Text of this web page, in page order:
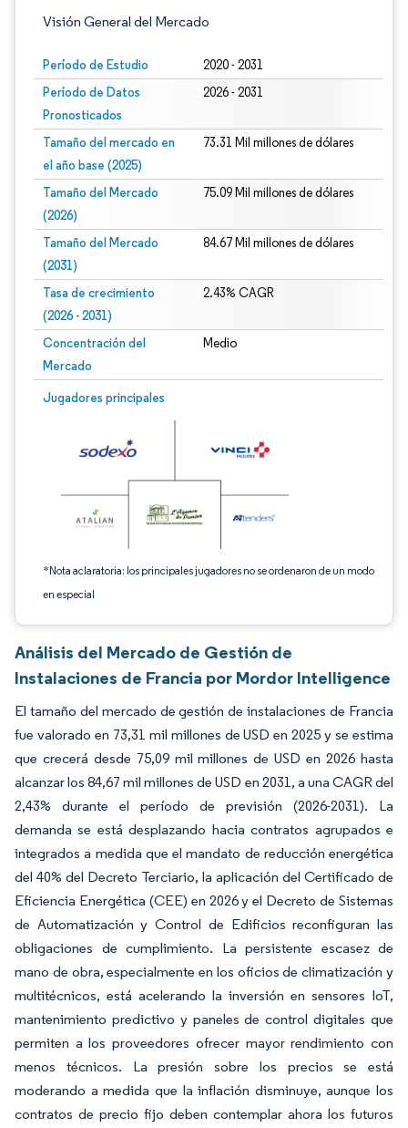
Visión General del Mercado
Período de Estudio 2020 - 2031
Período de Datos
Pronosticados
2026 - 2031
Tamaño del mercado en
el año base (2025)
73.31 Mil millones de dólares
Tamaño del Mercado
(2026)
75.09 Mil millones de dólares
Tamaño del Mercado
(2031)
84.67 Mil millones de dólares
Tasa de crecimiento
(2026 - 2031)
2.43% CAGR
Concentración del
Mercado
Medio
Jugadores principales
*Nota aclaratoria: los principales jugadores no se ordenaron de un modo
en especial
Imagen © Mordor Intelligence. El uso requiere atribución según CC BY 4.0.
Análisis del Mercado de Gestión de
Instalaciones de Francia por Mordor Intelligence
El tamaño del mercado de gestión de instalaciones de Francia
fue valorado en 73,31 mil millones de USD en 2025 y se estima
que crecerá desde 75,09 mil millones de USD en 2026 hasta
alcanzar los 84,67 mil millones de USD en 2031, a una CAGR del
2,43% durante el período de previsión (2026-2031). La
demanda se está desplazando hacia contratos agrupados e
integrados a medida que el mandato de reducción energética
del 40% del Decreto Terciario, la aplicación del Certificado de
Eficiencia Energética (CEE) en 2026 y el Decreto de Sistemas
de Automatización y Control de Edificios reconfiguran las
obligaciones de cumplimiento. La persistente escasez de
mano de obra, especialmente en los oficios de climatización y
multitécnicos, está acelerando la inversión en sensores IoT,
mantenimiento predictivo y paneles de control digitales que
permiten a los proveedores ofrecer mayor rendimiento con
menos técnicos. La presión sobre los precios se está
moderando a medida que la inflación disminuye, aunque los
contratos de precio fijo deben contemplar ahora los futuros